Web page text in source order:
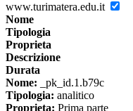
www.turimatera.edu.it
Nome
Tipologia
Proprieta
Descrizione
Durata
Nome: _pk_id.1.b79c
Tipologia: analitico
Proprieta: Prima parte